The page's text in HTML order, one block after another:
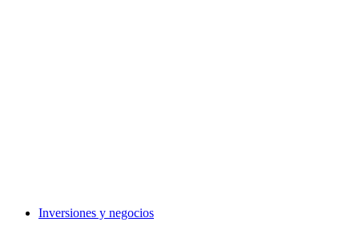
Inversiones y negocios